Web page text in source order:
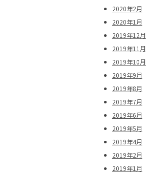
2020年2月
2020年1月
2019年12月
2019年11月
2019年10月
2019年9月
2019年8月
2019年7月
2019年6月
2019年5月
2019年4月
2019年2月
2019年1月